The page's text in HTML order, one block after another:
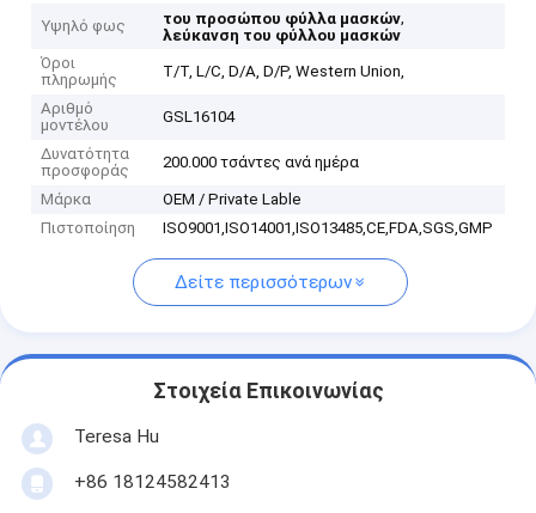
Υψηλό φως του προσώπου φύλλα μασκών,
λεύκανση του φύλλου μασκών
Όροι
πληρωμής
T/T, L/C, D/A, D/P, Western Union,
Αριθμό
μοντέλου
GSL16104
Δυνατότητα
προσφοράς
200.000 τσάντες ανά ημέρα
Μάρκα
OEM / Private Lable
Πιστοποίηση
ISO9001,ISO14001,ISO13485,CE,FDA,SGS,GMP
Δείτε περισσότερων
Στοιχεία Επικοινωνίας
Teresa Hu
+86 18124582413